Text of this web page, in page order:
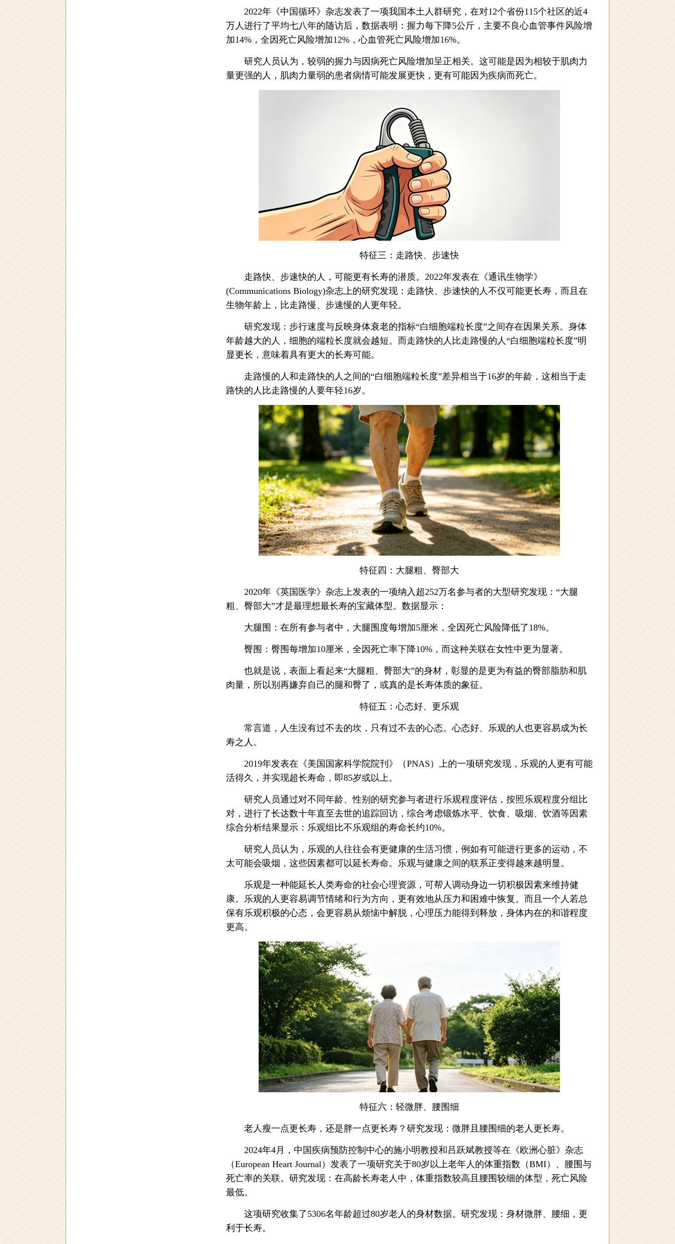
2022年《中国循环》杂志发表了一项我国本土人群研究，在对12个省份115个社区的近4
万人进行了平均七八年的随访后，数据表明：握力每下降5公斤，主要不良心血管事件风险增
加14%，全因死亡风险增加12%，心血管死亡风险增加16%。
研究人员认为，较弱的握力与因病死亡风险增加呈正相关。这可能是因为相较于肌肉力
量更强的人，肌肉力量弱的患者病情可能发展更快，更有可能因为疾病而死亡。
特征三：走路快、步速快
走路快、步速快的人，可能更有长寿的潜质。2022年发表在《通讯生物学》
(Communications Biology)杂志上的研究发现：走路快、步速快的人不仅可能更长寿，而且在
生物年龄上，比走路慢、步速慢的人更年轻。
研究发现：步行速度与反映身体衰老的指标“白细胞端粒长度”之间存在因果关系。身体
年龄越大的人，细胞的端粒长度就会越短。而走路快的人比走路慢的人“白细胞端粒长度”明
显更长，意味着具有更大的长寿可能。
走路慢的人和走路快的人之间的“白细胞端粒长度”差异相当于16岁的年龄，这相当于走
路快的人比走路慢的人要年轻16岁。
特征四：大腿粗、臀部大
2020年《英国医学》杂志上发表的一项纳入超252万名参与者的大型研究发现：“大腿
粗、臀部大”才是最理想最长寿的宝藏体型。数据显示：
大腿围：在所有参与者中，大腿围度每增加5厘米，全因死亡风险降低了18%。
臀围：臀围每增加10厘米，全因死亡率下降10%，而这种关联在女性中更为显著。
也就是说，表面上看起来“大腿粗、臀部大”的身材，彰显的是更为有益的臀部脂肪和肌
肉量，所以别再嫌弃自己的腿和臀了，或真的是长寿体质的象征。
特征五：心态好、更乐观
常言道，人生没有过不去的坎，只有过不去的心态。心态好、乐观的人也更容易成为长
寿之人。
2019年发表在《美国国家科学院院刊》（PNAS）上的一项研究发现，乐观的人更有可能
活得久，并实现超长寿命，即85岁或以上。
研究人员通过对不同年龄、性别的研究参与者进行乐观程度评估，按照乐观程度分组比
对，进行了长达数十年直至去世的追踪回访，综合考虑锻炼水平、饮食、吸烟、饮酒等因素
综合分析结果显示：乐观组比不乐观组的寿命长约10%。
研究人员认为，乐观的人往往会有更健康的生活习惯，例如有可能进行更多的运动，不
太可能会吸烟，这些因素都可以延长寿命。乐观与健康之间的联系正变得越来越明显。
乐观是一种能延长人类寿命的社会心理资源，可帮人调动身边一切积极因素来维持健
康。乐观的人更容易调节情绪和行为方向，更有效地从压力和困难中恢复。而且一个人若总
保有乐观积极的心态，会更容易从烦恼中解脱，心理压力能得到释放，身体内在的和谐程度
更高。
特征六：轻微胖、腰围细
老人瘦一点更长寿，还是胖一点更长寿？研究发现：微胖且腰围细的老人更长寿。
2024年4月，中国疾病预防控制中心的施小明教授和吕跃斌教授等在《欧洲心脏》杂志
（European Heart Journal）发表了一项研究关于80岁以上老年人的体重指数（BMI）、腰围与
死亡率的关联。研究发现：在高龄长寿老人中，体重指数较高且腰围较细的体型，死亡风险
最低。
这项研究收集了5306名年龄超过80岁老人的身材数据。研究发现：身材微胖、腰细，更
利于长寿。